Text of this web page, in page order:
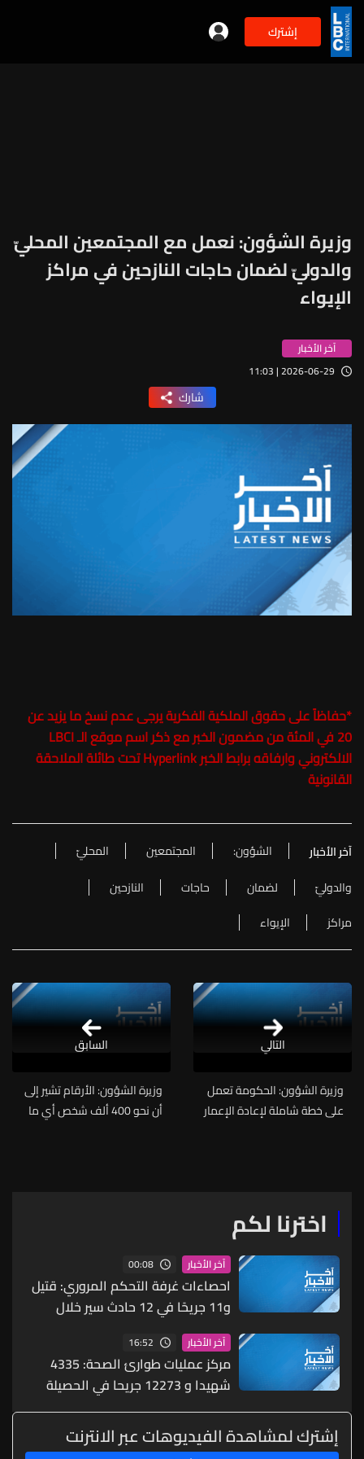
إشترك
وزيرة الشؤون: نعمل مع المجتمعين المحليّ
والدوليّ لضمان حاجات النازحين في مراكز
الإيواء
آخر الأخبار
2026-06-29 | 11:03
شارك
*حفاظاً على حقوق الملكية الفكرية يرجى عدم نسخ ما يزيد عن
20 في المئة من مضمون الخبر مع ذكر اسم موقع الـ LBCI
الالكتروني وارفاقه برابط الخبر Hyperlink تحت طائلة الملاحقة
القانونية
آخر الأخبار الشؤون: المجتمعين
المحليّ
والدوليّ
لضمان حاجات
النازحين
مراكز
الإيواء
التالي
وزيرة الشؤون: الحكومة تعمل
على خطة شاملة لإعادة الإعمار
وزيرة الشؤون: الأرقام تشير إلى
أن نحو 400 ألف شخص أي ما
السابق
اخترنا لكم
آخر الأخبار 00:08
احصاءات غرفة التحكم المروري: قتيل
و11 جريحًا في 12 حادث سير خلال
الساعات الـ24 الماضية
آخر الأخبار 16:52
مركز عمليات طوارئ الصحة: 4335
شهيدا و 12273 جريحا في الحصيلة
التراكمية الاجمالية للعدوان منذ 2 آذار
حتى 7 آب
إشترك لمشاهدة الفيديوهات عبر الانترنت